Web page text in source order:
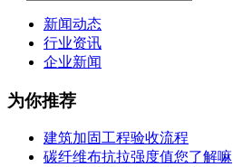
新闻动态
行业资讯
企业新闻
为你推荐
建筑加固工程验收流程
碳纤维布抗拉强度值您了解嘛